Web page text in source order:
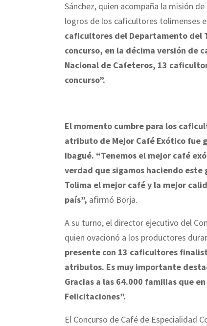
Sánchez, quien acompaña la misión
logros de los caficultores tolimenses
caficultores del Departamento del
concurso, en la décima versión de
Nacional de Cafeteros, 13
concurso”.
El momento cumbre para los
atributo de Mejor Café Exótico fue
Ibagué. “Tenemos el mejor café
verdad que sigamos haciendo
Tolima el mejor café y la mejor
país”, afirmó Borja.
A su turno, el director ejecutivo del
quien ovacionó a los productores
presente con 13 caficultores
atributos. Es muy importante
Gracias a las 64.000 familias que
Felicitaciones”.
El Concurso de Café de Especialidad